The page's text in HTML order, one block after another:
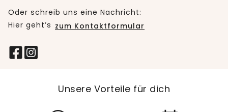
Oder schreib uns eine Nachricht:
Hier geht’s zum Kontaktformular
Unsere Vorteile für dich